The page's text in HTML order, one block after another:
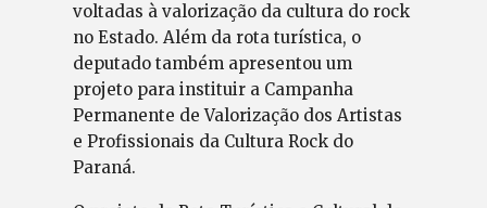
voltadas à valorização da cultura do rock
no Estado. Além da rota turística, o
deputado também apresentou um
projeto para instituir a Campanha
Permanente de Valorização dos Artistas
e Profissionais da Cultura Rock do
Paraná.